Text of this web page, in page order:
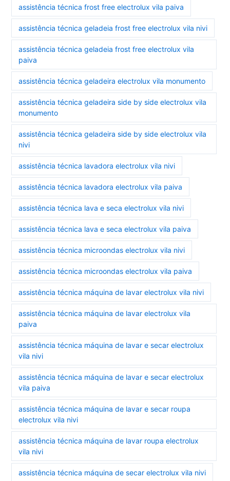
assistência técnica frost free electrolux vila paiva
assistência técnica geladeia frost free electrolux vila nivi
assistência técnica geladeia frost free electrolux vila
paiva
assistência técnica geladeira electrolux vila monumento
assistência técnica geladeira side by side electrolux vila
monumento
assistência técnica geladeira side by side electrolux vila
nivi
assistência técnica lavadora electrolux vila nivi
assistência técnica lavadora electrolux vila paiva
assistência técnica lava e seca electrolux vila nivi
assistência técnica lava e seca electrolux vila paiva
assistência técnica microondas electrolux vila nivi
assistência técnica microondas electrolux vila paiva
assistência técnica máquina de lavar electrolux vila nivi
assistência técnica máquina de lavar electrolux vila
paiva
assistência técnica máquina de lavar e secar electrolux
vila nivi
assistência técnica máquina de lavar e secar electrolux
vila paiva
assistência técnica máquina de lavar e secar roupa
electrolux vila nivi
assistência técnica máquina de lavar roupa electrolux
vila nivi
assistência técnica máquina de secar electrolux vila nivi